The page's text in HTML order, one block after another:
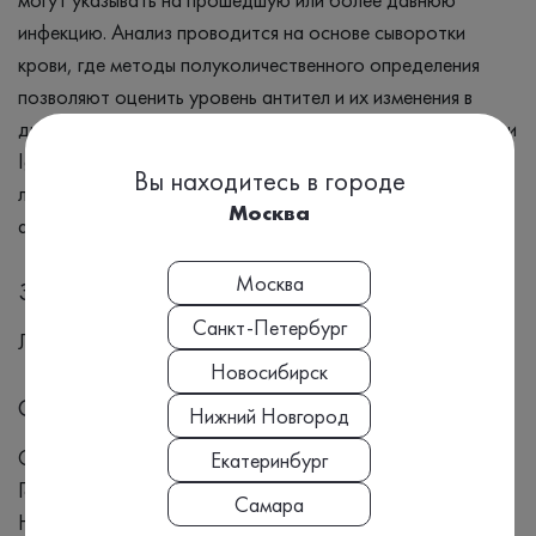
инфекцию. Анализ проводится на основе сыворотки
крови, где методы полуколичественного определения
позволяют оценить уровень антител и их изменения в
динамике заболевания. Положительные результаты IgM и
IgG могут помочь врачам подтвердить диагноз
легионеллеза и решить о необходимости
антибактериальной терапии.
Заболевания
Легионеллез
Симптомы
Симптомы: Лихорадка Кашель Одышка Мышечные боли
Головная боль Дрожь и озноб Спутанность сознания
Нарушения со стороны органов ЖКТ
Вы находитесь в городе
Москва
Москва
Санкт-Петербург
Новосибирск
Нижний Новгород
Екатеринбург
Самара